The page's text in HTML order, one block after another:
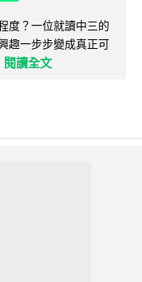
度？一位就讀中三的
趣一步步變成真正可
閱讀全文